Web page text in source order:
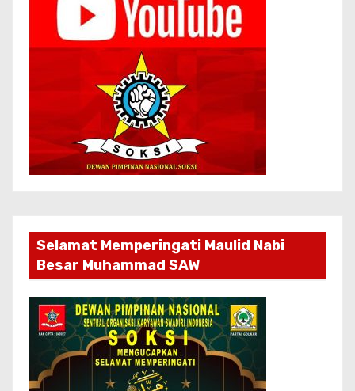
Selamat Memperingati Maulid Nabi
Besar Muhammad SAW